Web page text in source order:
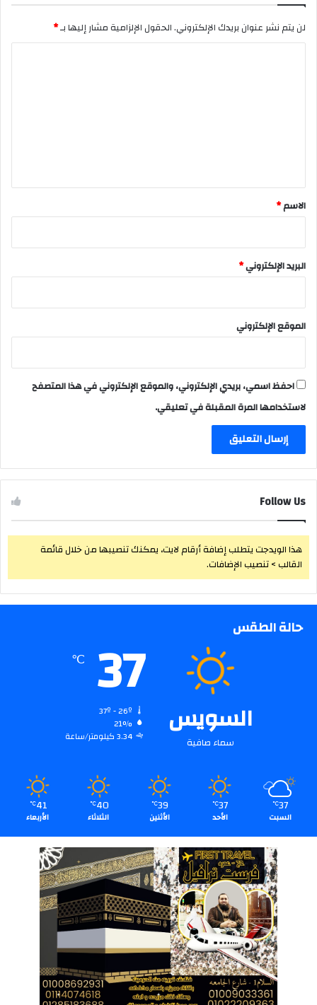
لن يتم نشر عنوان بريدك الإلكتروني.الحقول الإلزامية مشار إليها بـ*
*
الاسم*
البريد الإلكتروني*
الموقع الإلكتروني
احفظ اسمي، بريدي الإلكتروني، والموقع الإلكتروني في هذا المتصفح
لاستخدامها المرة المقبلة في تعليقي.
Follow Us
هذا الويدجت يتطلب إضافة أرقام لايت، يمكنك تنصيبها من خلال قائمة
القالب > تنصيب الإضافات.
حالة الطقس
السويس
سماء صافية
37
℃
21%
3.34 كيلومتر/ساعة
37
℃
السبت
37
℃
الأحد
39
℃
الأثنين
40
℃
الثلاثاء
41
℃
الأربعاء